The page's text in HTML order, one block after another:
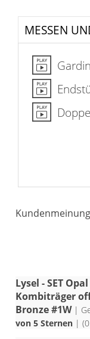
MESSEN
Lysel - SET
Kombiträger
Bronze #1W|
von 5 Sternen | (0